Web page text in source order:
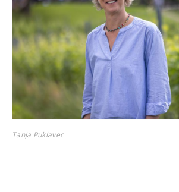
Tanja Puklavec